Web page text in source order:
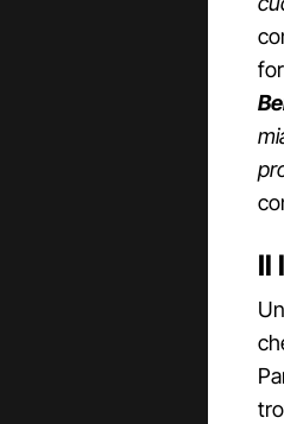
Il